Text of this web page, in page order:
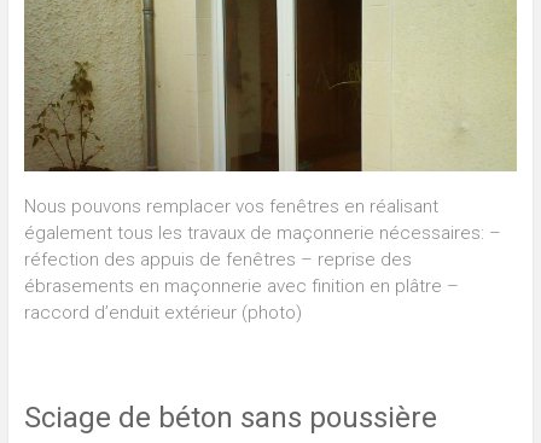
Nous pouvons remplacer vos fenêtres en réalisant
également tous les travaux de maçonnerie nécessaires: –
réfection des appuis de fenêtres – reprise des
ébrasements en maçonnerie avec finition en plâtre –
raccord d’enduit extérieur (photo)
Sciage de béton sans poussière